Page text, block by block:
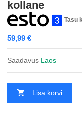
kollane
Tasu
59,99 €
Saadavus Laos
Lisa korvi